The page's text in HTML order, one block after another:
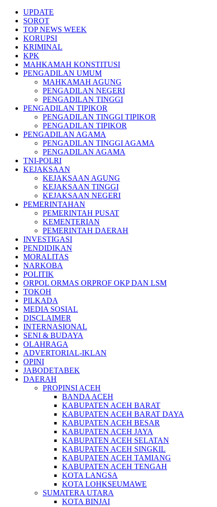
Skip
content
UPDATE
SOROT
TOP NEWS WEEK
KORUPSI
KRIMINAL
KPK
MAHKAMAH KONSTITUSI
PENGADILAN UMUM
MAHKAMAH AGUNG
PENGADILAN NEGERI
PENGADILAN TINGGI
PENGADILAN TIPIKOR
PENGADILAN TINGGI TIPIKOR
PENGADILAN TIPIKOR
PENGADILAN AGAMA
PENGADILAN TINGGI AGAMA
PENGADILAN AGAMA
TNI-POLRI
KEJAKSAAN
KEJAKSAAN AGUNG
KEJAKSAAN TINGGI
KEJAKSAAN NEGERI
PEMERINTAHAN
PEMERINTAH PUSAT
KEMENTERIAN
PEMERINTAH DAERAH
INVESTIGASI
PENDIDIKAN
MORALITAS
NARKOBA
POLITIK
ORPOL ORMAS ORPROF OKP DAN LSM
TOKOH
PILKADA
MEDIA SOSIAL
DISCLAIMER
INTERNASIONAL
SENI & BUDAYA
OLAHRAGA
ADVERTORIAL-IKLAN
OPINI
JABODETABEK
DAERAH
PROPINSI ACEH
BANDA ACEH
KABUPATEN ACEH BARAT
KABUPATEN ACEH BARAT DAYA
KABUPATEN ACEH BESAR
KABUPATEN ACEH JAYA
KABUPATEN ACEH SELATAN
KABUPATEN ACEH SINGKIL
KABUPATEN ACEH TAMIANG
KABUPATEN ACEH TENGAH
KOTA LANGSA
KOTA LOHKSEUMAWE
SUMATERA UTARA
KOTA BINJAI